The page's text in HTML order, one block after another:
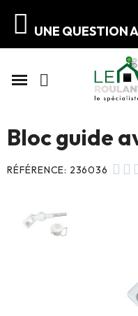
UNE QUESTION
Bloc guide
RÉFÉRENCE 236036  